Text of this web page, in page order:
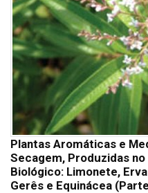
Plantas Aromáticas e
Secagem, Produzidas
Biológico: Limonete,
Gerês e Equinácea